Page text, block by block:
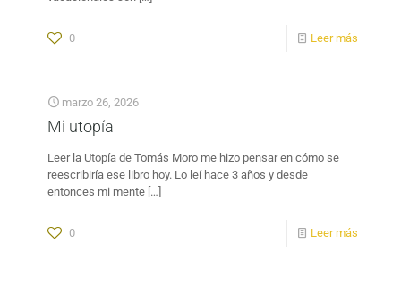
0 Leer más
marzo 26, 2026
Mi utopía
Leer la Utopía de Tomás Moro me hizo pensar en cómo se
reescribiría ese libro hoy. Lo leí hace 3 años y desde
entonces mi mente […]
0 Leer más